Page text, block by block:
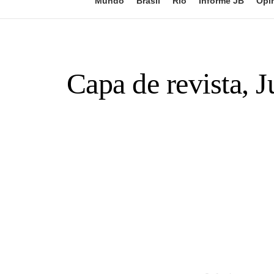
Capa de revista,